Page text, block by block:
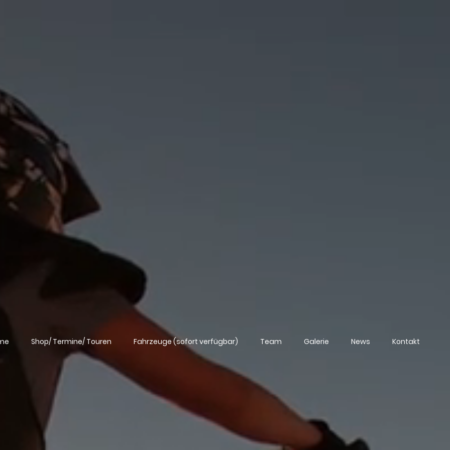
Shop/ Termine/ Touren Fahrzeuge (sofort verfügbar) Team Galerie News Kontakt